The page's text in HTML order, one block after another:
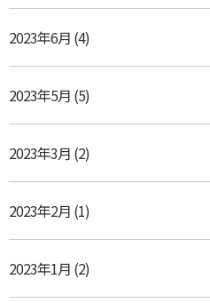
2023年6月 (4)
2023年5月 (5)
2023年3月 (2)
2023年2月 (1)
2023年1月 (2)